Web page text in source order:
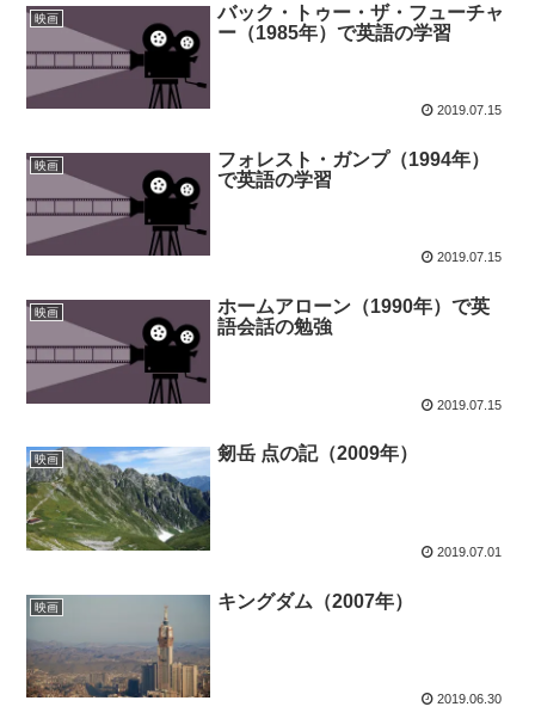
映画
バック・トゥー・ザ・フューチャ
ー（1985年）で英語の学習
2019.07.15
映画
フォレスト・ガンプ（1994年）
で英語の学習
2019.07.15
映画
ホームアローン（1990年）で英
語会話の勉強
2019.07.15
映画 剱岳 点の記（2009年）
2019.07.01
映画 キングダム（2007年）
2019.06.30